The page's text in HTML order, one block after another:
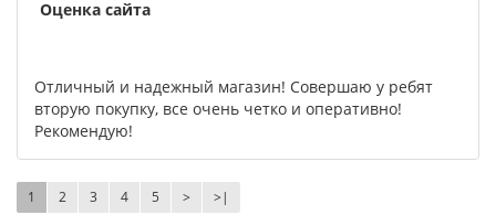
Оценка сайта
Отличный и надежный магазин! Совершаю у ребят
вторую покупку, все очень четко и оперативно!
Рекомендую!
1 2 3 4 5 > >|